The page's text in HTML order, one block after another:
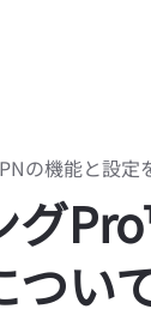
の機能と設定
グ
つい